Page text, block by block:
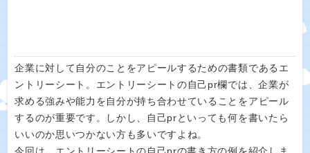
企業に対して自分のことをアピールするための書類であるエ
ントリーシート。エントリーシートの自己pr欄では、企業が
求める強みや能力を自分が持ち合わせていることをアピール
するのが重要です。しかし、自己prといっても何を書いたら
いいのか思いつかない方も多いですよね。